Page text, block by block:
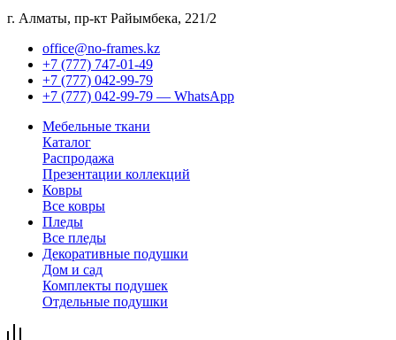
г. Алматы, пр-кт Райымбека, 221/2
office@no-frames.kz
+7 (777) 747-01-49
+7 (777) 042-99-79
+7 (777) 042-99-79 — WhatsApp
Мебельные ткани
Каталог
Распродажа
Презентации коллекций
Ковры
Все ковры
Пледы
Все пледы
Декоративные подушки
Дом и сад
Комплекты подушек
Отдельные подушки